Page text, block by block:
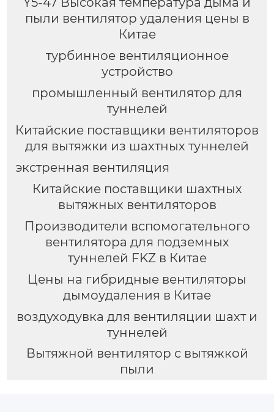
пыли вентилятор удаления цены в
Китае
турбинное вентиляционное
устройство
промышленный вентилятор для
туннелей
Китайские поставщики вентиляторов
для вытяжки из шахтных туннелей
экстренная вентиляция
Китайские поставщики шахтных
вытяжных вентиляторов
Производители вспомогательного
вентилятора для подземных
туннелей FKZ в Китае
Цены на гибридные вентиляторы
дымоудаления в Китае
воздуходувка для вентиляции шахт и
туннелей
Вытяжной вентилятор с вытяжкой
пыли